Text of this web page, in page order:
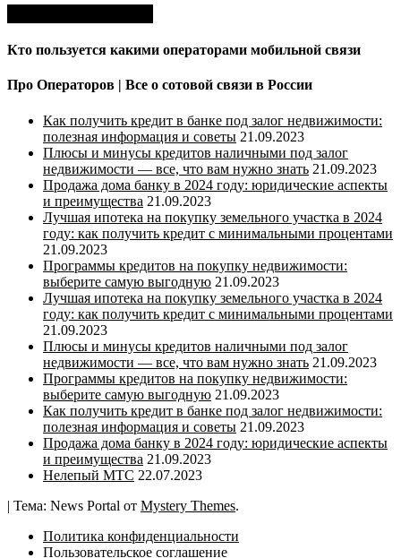
Кто пользуется какими операторами мобильной связи
Про Операторов | Все о сотовой связи в России
Как получить кредит в банке под залог недвижимости:
полезная информация и советы 21.09.2023
Плюсы и минусы кредитов наличными под залог
недвижимости — все, что вам нужно знать 21.09.2023
Продажа дома банку в 2024 году: юридические аспекты
и преимущества 21.09.2023
Лучшая ипотека на покупку земельного участка в 2024
году: как получить кредит с минимальными процентами
21.09.2023
Программы кредитов на покупку недвижимости:
выберите самую выгодную 21.09.2023
Лучшая ипотека на покупку земельного участка в 2024
году: как получить кредит с минимальными процентами
21.09.2023
Плюсы и минусы кредитов наличными под залог
недвижимости — все, что вам нужно знать 21.09.2023
Программы кредитов на покупку недвижимости:
выберите самую выгодную 21.09.2023
Как получить кредит в банке под залог недвижимости:
полезная информация и советы 21.09.2023
Продажа дома банку в 2024 году: юридические аспекты
и преимущества 21.09.2023
Нелепый МТС 22.07.2023
| Тема: News Portal от Mystery Themes.
Политика конфиденциальности
Пользовательское соглашение